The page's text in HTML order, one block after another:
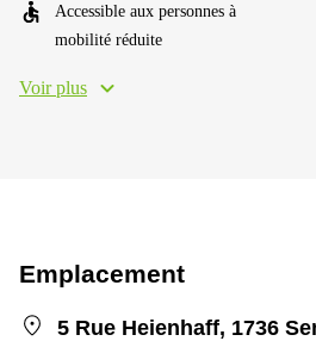
Accessible aux personnes à
mobilité réduite
Voir plus
Emplacement
5 Rue Heienhaff, 1736